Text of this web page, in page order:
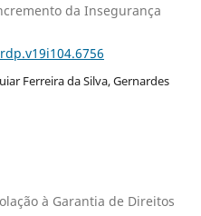
da Insegurança
Ferreira da Silva, Gernardes
à Garantia de Direitos